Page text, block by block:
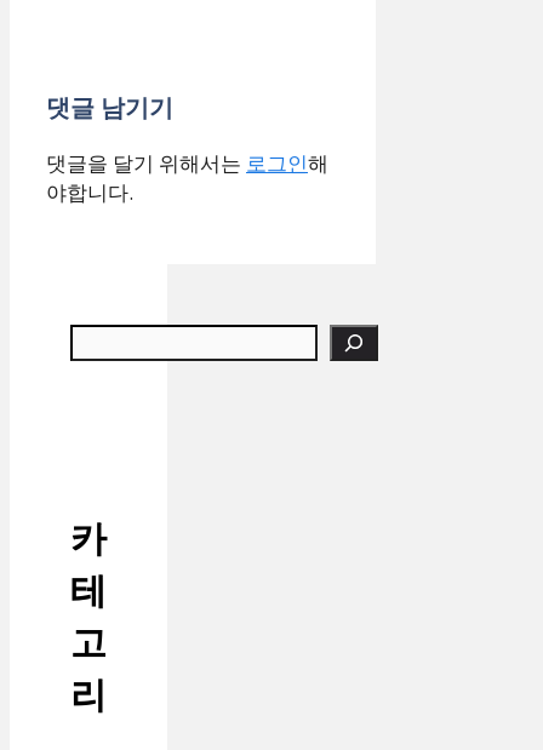
댓글 남기기
댓글을 달기 위해서는 로그인해
야합니다.
카
테
고
리